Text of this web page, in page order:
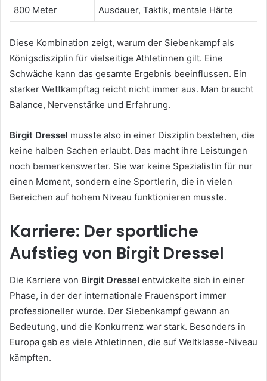
800 Meter Ausdauer, Taktik, mentale Härte
Diese Kombination zeigt, warum der Siebenkampf als
Königsdisziplin für vielseitige Athletinnen gilt. Eine
Schwäche kann das gesamte Ergebnis beeinflussen. Ein
starker Wettkampftag reicht nicht immer aus. Man braucht
Balance, Nervenstärke und Erfahrung.
Birgit Dressel musste also in einer Disziplin bestehen, die
keine halben Sachen erlaubt. Das macht ihre Leistungen
noch bemerkenswerter. Sie war keine Spezialistin für nur
einen Moment, sondern eine Sportlerin, die in vielen
Bereichen auf hohem Niveau funktionieren musste.
Karriere: Der sportliche
Aufstieg von Birgit Dressel
Die Karriere von Birgit Dressel entwickelte sich in einer
Phase, in der der internationale Frauensport immer
professioneller wurde. Der Siebenkampf gewann an
Bedeutung, und die Konkurrenz war stark. Besonders in
Europa gab es viele Athletinnen, die auf Weltklasse-Niveau
kämpften.